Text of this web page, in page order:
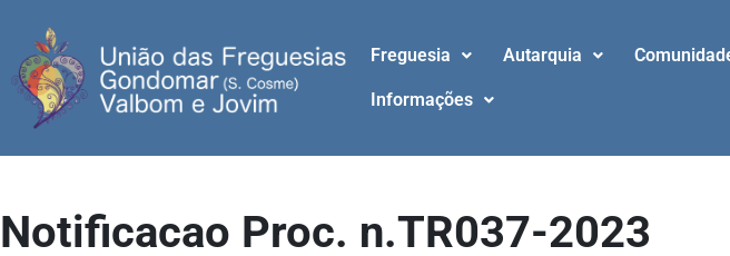
Freguesia Autarquia
Informações
Notificacao Proc. n.TR037-2023